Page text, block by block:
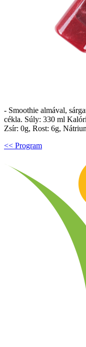
- Smoothie almával,
cékla. Súly: 330 ml
Zsír: 0g, Rost: 6g,
<< Program